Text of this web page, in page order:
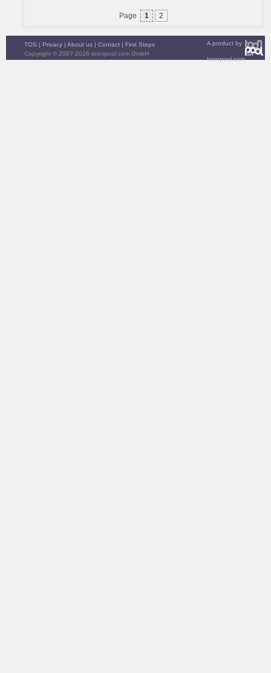
Page 1 2
A product by
toonpool.com
TOS | Privacy | About us | Contact | First Steps
Copyright © 2007-2026 toonpool.com GmbH